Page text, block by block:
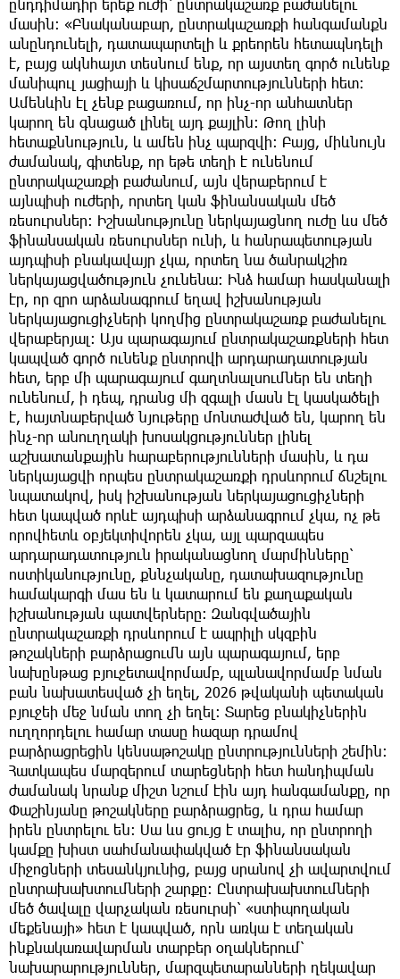
ընդդիմադիր երեք ուժի՝ ընտրակաշառք բաժանելու
մասին։ «Բնականաբար, ընտրակաշառքի հանգամանքն
անընդունելի, դատապարտելի և քրեորեն հետապնդելի
է, բայց ակնհայտ տեսնում ենք, որ այստեղ գործ ունենք
մանիպուլ յացիայի և կիսաճշմարտությունների հետ։
Ամենևին էլ չենք բացառում, որ ինչ-որ անհատներ
կարող են գնացած լինել այդ քայլին։ Թող լինի
հետաքննություն, և ամեն ինչ պարզվի։ Բայց, միևնույն
ժամանակ, գիտենք, որ եթե տեղի է ունենում
ընտրակաշառքի բաժանում, այն վերաբերում է
այնպիսի ուժերի, որտեղ կան ֆինանսական մեծ
ռեսուրսներ։ Իշխանությունը ներկայացնող ուժը ևս մեծ
ֆինանսական ռեսուրսներ ունի, և հանրապետության
այդպիսի բնակավայր չկա, որտեղ նա ծանրակշիռ
ներկայացվածություն չունենա։ Ինձ համար հասկանալի
էր, որ զրո արձանագրում եղավ իշխանության
ներկայացուցիչների կողմից ընտրակաշառք բաժանելու
վերաբերյալ։ Այս պարագայում ընտրակաշառքների հետ
կապված գործ ունենք ընտրովի արդարադատության
հետ, երբ մի պարագայում գաղտնալսումներ են տեղի
ունենում, ի դեպ, դրանց մի զգալի մասն էլ կասկածելի
է, հայտնաբերված նյութերը մոնտաժված են, կարող են
ինչ-որ անուղղակի խոսակցություններ լինել
աշխատանքային հարաբերությունների մասին, և դա
ներկայացվի որպես ընտրակաշառքի դրսևորում ճնշելու
նպատակով, իսկ իշխանության ներկայացուցիչների
հետ կապված որևէ այդպիսի արձանագրում չկա, ոչ թե
որովհետև օբյեկտիվորեն չկա, այլ պարզապես
արդարադատություն իրականացնող մարմինները՝
ոստիկանությունը, քննչականը, դատախազությունը
համակարգի մաս են և կատարում են քաղաքական
իշխանության պատվերները։ Զանգվածային
ընտրակաշառքի դրսևորում է ապրիլի սկզբին
թոշակների բարձրացումն այն պարագայում, երբ
նախընթաց բյուջետավորմամբ, պլանավորմամբ նման
բան նախատեսված չի եղել, 2026 թվականի պետական
բյուջեի մեջ նման տող չի եղել։ Տարեց բնակիչներին
ուղղորդելու համար տասը հազար դրամով
բարձրացրեցին կենսաթոշակը ընտրությունների շեմին։
Հատկապես մարզերում տարեցների հետ հանդիպման
ժամանակ նրանք միշտ նշում էին այդ հանգամանքը, որ
Փաշինյանը թոշակները բարձրացրեց, և դրա համար
իրեն ընտրելու են։ Սա ևս ցույց է տալիս, որ ընտրողի
կամքը խիստ սահմանափակված էր ֆինանսական
միջոցների տեսանկյունից, բայց սրանով չի ավարտվում
ընտրախախտումների շարքը։ Ընտրախախտումների
մեծ ծավալը վարչական ռեսուրսի՝ «ստիպողական
մեքենայի» հետ է կապված, որն առկա է տեղական
ինքնակառավարման տարբեր օղակներում՝
նախարարություններ, մարզպետարանների ղեկավար